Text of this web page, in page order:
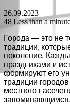
26.09.2023
48 Less than a minute
Города — это не
традиции,
поколение.
праздниками и
формируют его
традиции
местного
запоминающимся.